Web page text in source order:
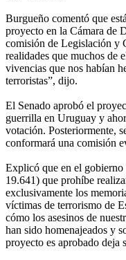
Burgueño comentó que
proyecto en la Cámara de
comisión de Legislación y
realidades que muchos de
vivencias que nos habían
terroristas”, dijo.
El Senado aprobó el
guerrilla en Uruguay y
votación. Posteriormente,
conformará una comisión
Explicó que en el gobierno
19.641) que prohíbe
exclusivamente los
víctimas de terrorismo de
cómo los asesinos de
han sido homenajeados y
proyecto es aprobado deja